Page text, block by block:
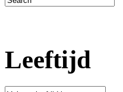
Leeftijd